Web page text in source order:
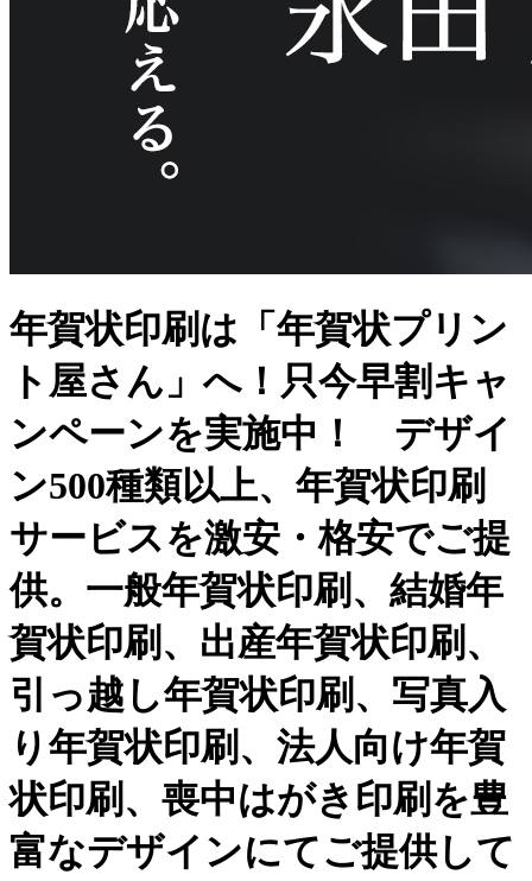
年賀状印刷は「年賀状プリン
ト屋さん」へ！只今早割キャ
ンペーンを実施中！ デザイ
ン500種類以上、年賀状印刷
サービスを激安・格安でご提
供。一般年賀状印刷、結婚年
賀状印刷、出産年賀状印刷、
引っ越し年賀状印刷、写真入
り年賀状印刷、法人向け年賀
状印刷、喪中はがき印刷を豊
富なデザインにてご提供して